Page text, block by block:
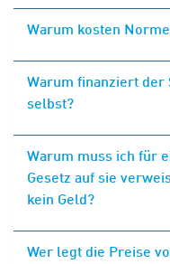
Warum kosten
Warum finanziert der
selbst?
Warum muss ich für
Gesetz auf sie
kein Geld?
Wer legt die Preise